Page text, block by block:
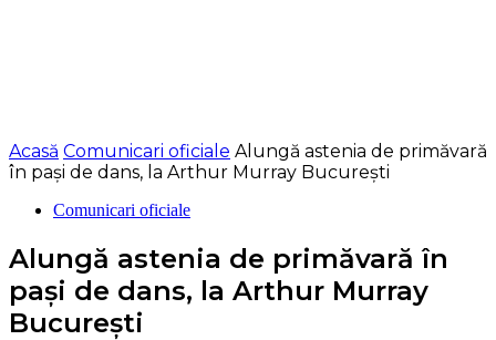
Acasă Comunicari oficiale Alungă astenia de primăvară
în pași de dans, la Arthur Murray București
Comunicari oficiale
Alungă astenia de primăvară în
pași de dans, la Arthur Murray
București